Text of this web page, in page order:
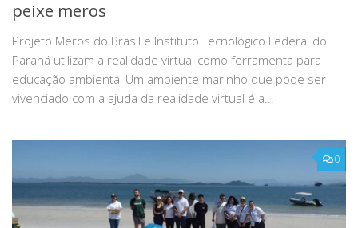
peixe meros
Projeto Meros do Brasil e Instituto Tecnológico Federal do
Paraná utilizam a realidade virtual como ferramenta para
educação ambiental Um ambiente marinho que pode ser
vivenciado com a ajuda da realidade virtual é a...
0